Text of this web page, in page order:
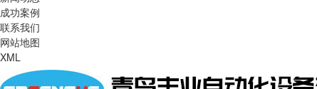
成功案例
联系我们
网站地图
XML